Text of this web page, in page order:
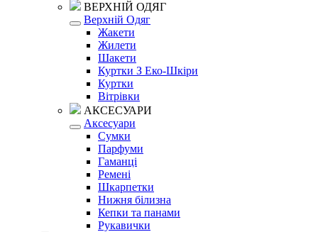
ВЕРХНІЙ ОДЯГ
Верхній Одяг
Жакети
Жилети
Шакети
Куртки З Еко-Шкіри
Куртки
Вітрівки
АКСЕСУАРИ
Аксесуари
Сумки
Парфуми
Гаманці
Ремені
Шкарпетки
Нижня білизна
Кепки та панами
Рукавички